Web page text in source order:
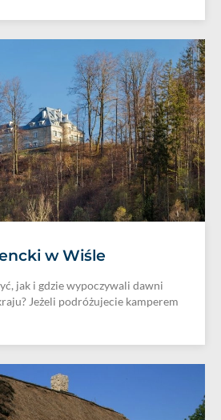
w Wiśle
jak i gdzie wypoczywali dawni
Jeżeli podróżujecie kamperem